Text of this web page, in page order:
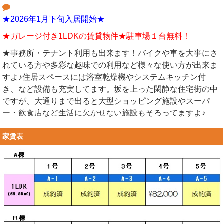
★2026年1月下旬入居開始★
★ガレージ付き1LDKの賃貸物件★駐車場１台無料！
★事務所・テナント利用も出来ます！バイクや車を大事にさ
れている方や多彩な趣味での利用など様々な使い方が出来ま
すよ♪住居スペースには浴室乾燥機やシステムキッチン付
き、など設備も充実してます。坂を上った閑静な住宅街の中
ですが、大通りまで出ると大型ショッピング施設やスーパ
ー・飲食店など生活に欠かせない施設もそろってますよ♪
家賃表